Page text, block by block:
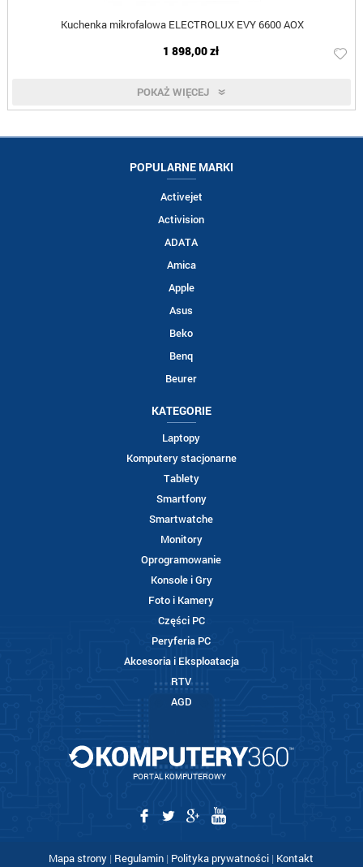
Kuchenka mikrofalowa ELECTROLUX EVY 6600 AOX
1 898,00 zł
POKAŻ WIĘCEJ
POPULARNE MARKI
Activejet
Activision
ADATA
Amica
Apple
Asus
Beko
Benq
Beurer
KATEGORIE
Laptopy
Komputery stacjonarne
Tablety
Smartfony
Smartwatche
Monitory
Oprogramowanie
Konsole i Gry
Foto i Kamery
Części PC
Peryferia PC
Akcesoria i Eksploatacja
RTV
AGD
PORTAL KOMPUTEROWY
Mapa strony | Regulamin | Polityka prywatności | Kontakt